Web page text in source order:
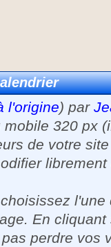
l'origine) par
mobile 320 px
de votre
En
perdre vos